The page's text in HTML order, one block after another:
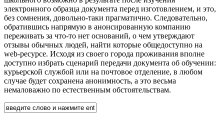
электронного образца документа перед изготовлением, и это,
без сомнения, довольно-таки прагматично. Следовательно,
обратившись напрямую в анонсированную компанию
переживать за что-то нет оснований, о чем утверждают
отзывы обычных людей, найти которые общедоступно на
web-ресурсе. Исходя из своего города проживания вполне
доступно избрать сценарий передачи документа об обучении:
курьерской службой или на почтовое отделение, в любом
случае будет сохранена анонимность, а это весьма
немаловажно по естественным обстоятельствам.